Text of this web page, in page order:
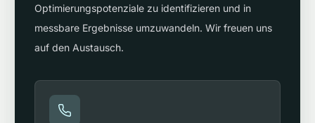
Optimierungspotenziale zu identifizieren und in
messbare Ergebnisse umzuwandeln. Wir freuen uns
auf den Austausch.